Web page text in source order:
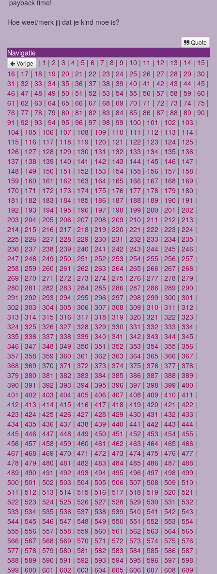
payback time!
Hoe weet/merk jij dat je kind moe is?
Quote
Navigatie
Vorige | 1 | 2 | 3 | 4 | 5 | 6 | 7 | 8 | 9 | 10 | 11 | 12 | 13 | 14 | 15 |
16 | 17 | 18 | 19 | 20 | 21 | 22 | 23 | 24 | 25 | 26 | 27 | 28 | 29 | 30 |
31 | 32 | 33 | 34 | 35 | 36 | 37 | 38 | 39 | 40 | 41 | 42 | 43 | 44 | 45 |
46 | 47 | 48 | 49 | 50 | 51 | 52 | 53 | 54 | 55 | 56 | 57 | 58 | 59 | 60 |
61 | 62 | 63 | 64 | 65 | 66 | 67 | 68 | 69 | 70 | 71 | 72 | 73 | 74 | 75 |
76 | 77 | 78 | 79 | 80 | 81 | 82 | 83 | 84 | 85 | 86 | 87 | 88 | 89 | 90 |
91 | 92 | 93 | 94 | 95 | 96 | 97 | 98 | 99 | 100 | 101 | 102 | 103 |
104 | 105 | 106 | 107 | 108 | 109 | 110 | 111 | 112 | 113 | 114 |
115 | 116 | 117 | 118 | 119 | 120 | 121 | 122 | 123 | 124 | 125 |
126 | 127 | 128 | 129 | 130 | 131 | 132 | 133 | 134 | 135 | 136 |
137 | 138 | 139 | 140 | 141 | 142 | 143 | 144 | 145 | 146 | 147 |
148 | 149 | 150 | 151 | 152 | 153 | 154 | 155 | 156 | 157 | 158 |
159 | 160 | 161 | 162 | 163 | 164 | 165 | 166 | 167 | 168 | 169 |
170 | 171 | 172 | 173 | 174 | 175 | 176 | 177 | 178 | 179 | 180 |
181 | 182 | 183 | 184 | 185 | 186 | 187 | 188 | 189 | 190 | 191 |
192 | 193 | 194 | 195 | 196 | 197 | 198 | 199 | 200 | 201 | 202 |
203 | 204 | 205 | 206 | 207 | 208 | 209 | 210 | 211 | 212 | 213 |
214 | 215 | 216 | 217 | 218 | 219 | 220 | 221 | 222 | 223 | 224 |
225 | 226 | 227 | 228 | 229 | 230 | 231 | 232 | 233 | 234 | 235 |
236 | 237 | 238 | 239 | 240 | 241 | 242 | 243 | 244 | 245 | 246 |
247 | 248 | 249 | 250 | 251 | 252 | 253 | 254 | 255 | 256 | 257 |
258 | 259 | 260 | 261 | 262 | 263 | 264 | 265 | 266 | 267 | 268 |
269 | 270 | 271 | 272 | 273 | 274 | 275 | 276 | 277 | 278 | 279 |
280 | 281 | 282 | 283 | 284 | 285 | 286 | 287 | 288 | 289 | 290 |
291 | 292 | 293 | 294 | 295 | 296 | 297 | 298 | 299 | 300 | 301 |
302 | 303 | 304 | 305 | 306 | 307 | 308 | 309 | 310 | 311 | 312 |
313 | 314 | 315 | 316 | 317 | 318 | 319 | 320 | 321 | 322 | 323 |
324 | 325 | 326 | 327 | 328 | 329 | 330 | 331 | 332 | 333 | 334 |
335 | 336 | 337 | 338 | 339 | 340 | 341 | 342 | 343 | 344 | 345 |
346 | 347 | 348 | 349 | 350 | 351 | 352 | 353 | 354 | 355 | 356 |
357 | 358 | 359 | 360 | 361 | 362 | 363 | 364 | 365 | 366 | 367 |
368 | 369 | 370 | 371 | 372 | 373 | 374 | 375 | 376 | 377 | 378 |
379 | 380 | 381 | 382 | 383 | 384 | 385 | 386 | 387 | 388 | 389 |
390 | 391 | 392 | 393 | 394 | 395 | 396 | 397 | 398 | 399 | 400 |
401 | 402 | 403 | 404 | 405 | 406 | 407 | 408 | 409 | 410 | 411 |
412 | 413 | 414 | 415 | 416 | 417 | 418 | 419 | 420 | 421 | 422 |
423 | 424 | 425 | 426 | 427 | 428 | 429 | 430 | 431 | 432 | 433 |
434 | 435 | 436 | 437 | 438 | 439 | 440 | 441 | 442 | 443 | 444 |
445 | 446 | 447 | 448 | 449 | 450 | 451 | 452 | 453 | 454 | 455 |
456 | 457 | 458 | 459 | 460 | 461 | 462 | 463 | 464 | 465 | 466 |
467 | 468 | 469 | 470 | 471 | 472 | 473 | 474 | 475 | 476 | 477 |
478 | 479 | 480 | 481 | 482 | 483 | 484 | 485 | 486 | 487 | 488 |
489 | 490 | 491 | 492 | 493 | 494 | 495 | 496 | 497 | 498 | 499 |
500 | 501 | 502 | 503 | 504 | 505 | 506 | 507 | 508 | 509 | 510 |
511 | 512 | 513 | 514 | 515 | 516 | 517 | 518 | 519 | 520 | 521 |
522 | 523 | 524 | 525 | 526 | 527 | 528 | 529 | 530 | 531 | 532 |
533 | 534 | 535 | 536 | 537 | 538 | 539 | 540 | 541 | 542 | 543 |
544 | 545 | 546 | 547 | 548 | 549 | 550 | 551 | 552 | 553 | 554 |
555 | 556 | 557 | 558 | 559 | 560 | 561 | 562 | 563 | 564 | 565 |
566 | 567 | 568 | 569 | 570 | 571 | 572 | 573 | 574 | 575 | 576 |
577 | 578 | 579 | 580 | 581 | 582 | 583 | 584 | 585 | 586 | 587 |
588 | 589 | 590 | 591 | 592 | 593 | 594 | 595 | 596 | 597 | 598 |
599 | 600 | 601 | 602 | 603 | 604 | 605 | 606 | 607 | 608 | 609 |